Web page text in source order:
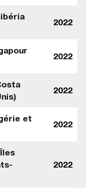
2022
2022
2022
et
2022
2022